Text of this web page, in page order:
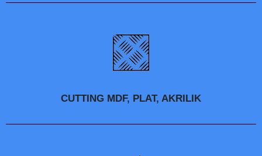
CUTTING MDF, PLAT, AKRILIK